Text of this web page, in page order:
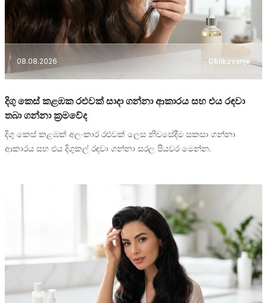
08.08.2026 Oblikovanje
දිගු කෙස් කළඹක රළුවක් සාදා ගන්නා ආකාරය සහ එය රඳවා
තබා ගන්නා ක්‍රමවේද
දිගු කෙස් කළඹක් අලංකාර රළුවක් ලෙස නිවසේදීම සකසා ගන්නා
ආකාරය සහ එය දිගුකල් රඳවා ගන්නා සරල පියවර මෙන්න.